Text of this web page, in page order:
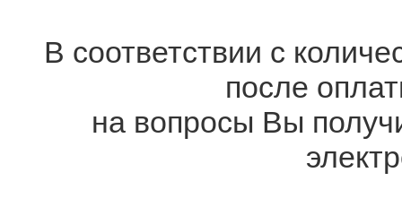
В соответствии с
после
на вопросы Вы